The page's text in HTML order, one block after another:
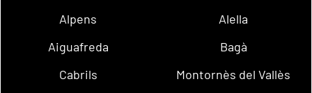
Alpens
Alella
Aiguafreda
Bagà
Cabrils
Montornès del Vallès